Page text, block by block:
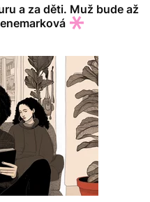
a za děti. Muž bude až